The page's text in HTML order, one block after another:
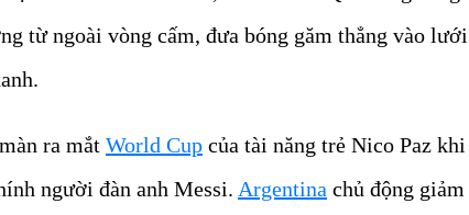
từ ngoài vòng cấm, đưa bóng găm thẳng vào lưới
ra mắt World Cup của tài năng trẻ Nico Paz khi
người đàn anh Messi. Argentina chủ động giảm